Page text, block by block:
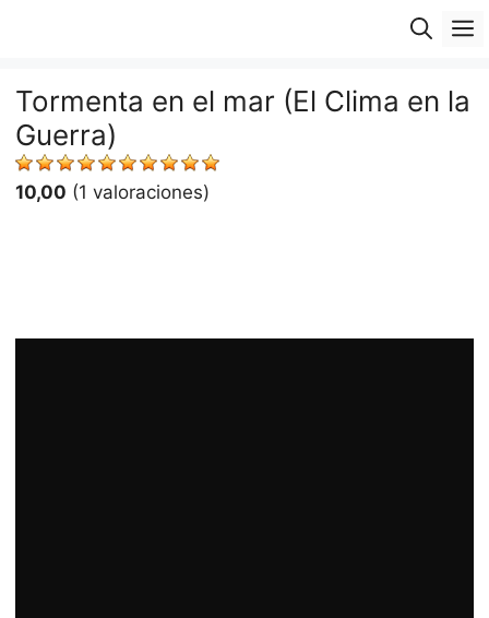
Tormenta en el mar (El Clima en la
Guerra)
10,00 (1 valoraciones)